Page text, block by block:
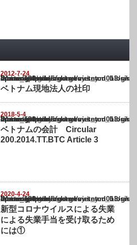
2012-7-24
Warning
: Undefined array key "show_category" in
/home/netst/kuno-cpa.co.jp/public_html/vietnam_blog/wp-content/themes/
on line183
ベトナム現地法人の社印
2018-5-4
Warning
: Undefined array key "show_category" in
/home/netst/kuno-cpa.co.jp/public_html/vietnam_blog/wp-content/themes/
on line183
ベトナムの会計 Circular
200.2014.TT.BTC Article 3
2020-4-24
Warning
: Undefined array key "show_category" in
/home/netst/kuno-cpa.co.jp/public_html/vietnam_blog/wp-content/themes/
on line183
新型コロナウイルスによる失業
による失業手当を受け取るため
には①